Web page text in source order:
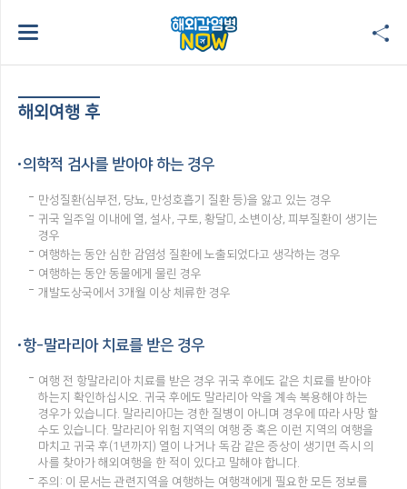
해외여행 후
의학적 검사를 받아야 하는 경우
만성질환(심부전, 당뇨, 만성호흡기 질환 등)을 앓고 있는 경우
귀국 일주일 이내에 열, 설사, 구토, 황달, 소변이상, 피부질환이 생기는
경우
여행하는 동안 심한 감염성 질환에 노출되었다고 생각하는 경우
여행하는 동안 동물에게 물린 경우
개발도상국에서 3개월 이상 체류한 경우
항-말라리아 치료를 받은 경우
여행 전 항말라리아 치료를 받은 경우 귀국 후에도 같은 치료를 받아야
하는지 확인하십시오. 귀국 후에도 말라리아 약을 계속 복용해야 하는
경우가 있습니다. 말라리아는 경한 질병이 아니며 경우에 따라 사망 할
수도 있습니다. 말라리아 위험 지역의 여행 중 혹은 이런 지역의 여행을
마치고 귀국 후(1년까지) 열이 나거나 독감 같은 증상이 생기면 즉시 의
사를 찾아가 해외여행을 한 적이 있다고 말해야 합니다.
주의: 이 문서는 관련지역을 여행하는 여행객에게 필요한 모든 정보를